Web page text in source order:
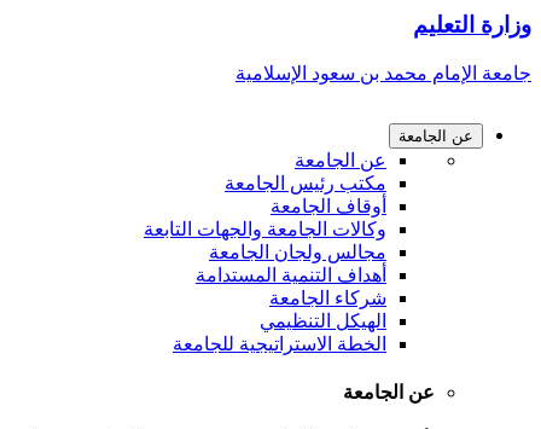
وزارة التعليم
جامعة الإمام محمد بن سعود الإسلامية
عن الجامعة
عن الجامعة
مكتب رئيس الجامعة
أوقاف الجامعة
وكالات الجامعة والجهات التابعة
مجالس ولجان الجامعة
أهداف التنمية المستدامة
شركاء الجامعة
الهيكل التنظيمي
الخطة الاستراتيجية للجامعة
عن الجامعة